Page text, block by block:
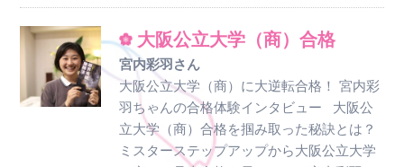
大阪公立大学（商）合格
宮内彩羽さん
大阪公立大学（商）に大逆転合格！ 宮内彩
羽ちゃんの合格体験インタビュー 大阪公
立大学（商）合格を掴み取った秘訣とは？
ミスターステップアップから大阪公立大学